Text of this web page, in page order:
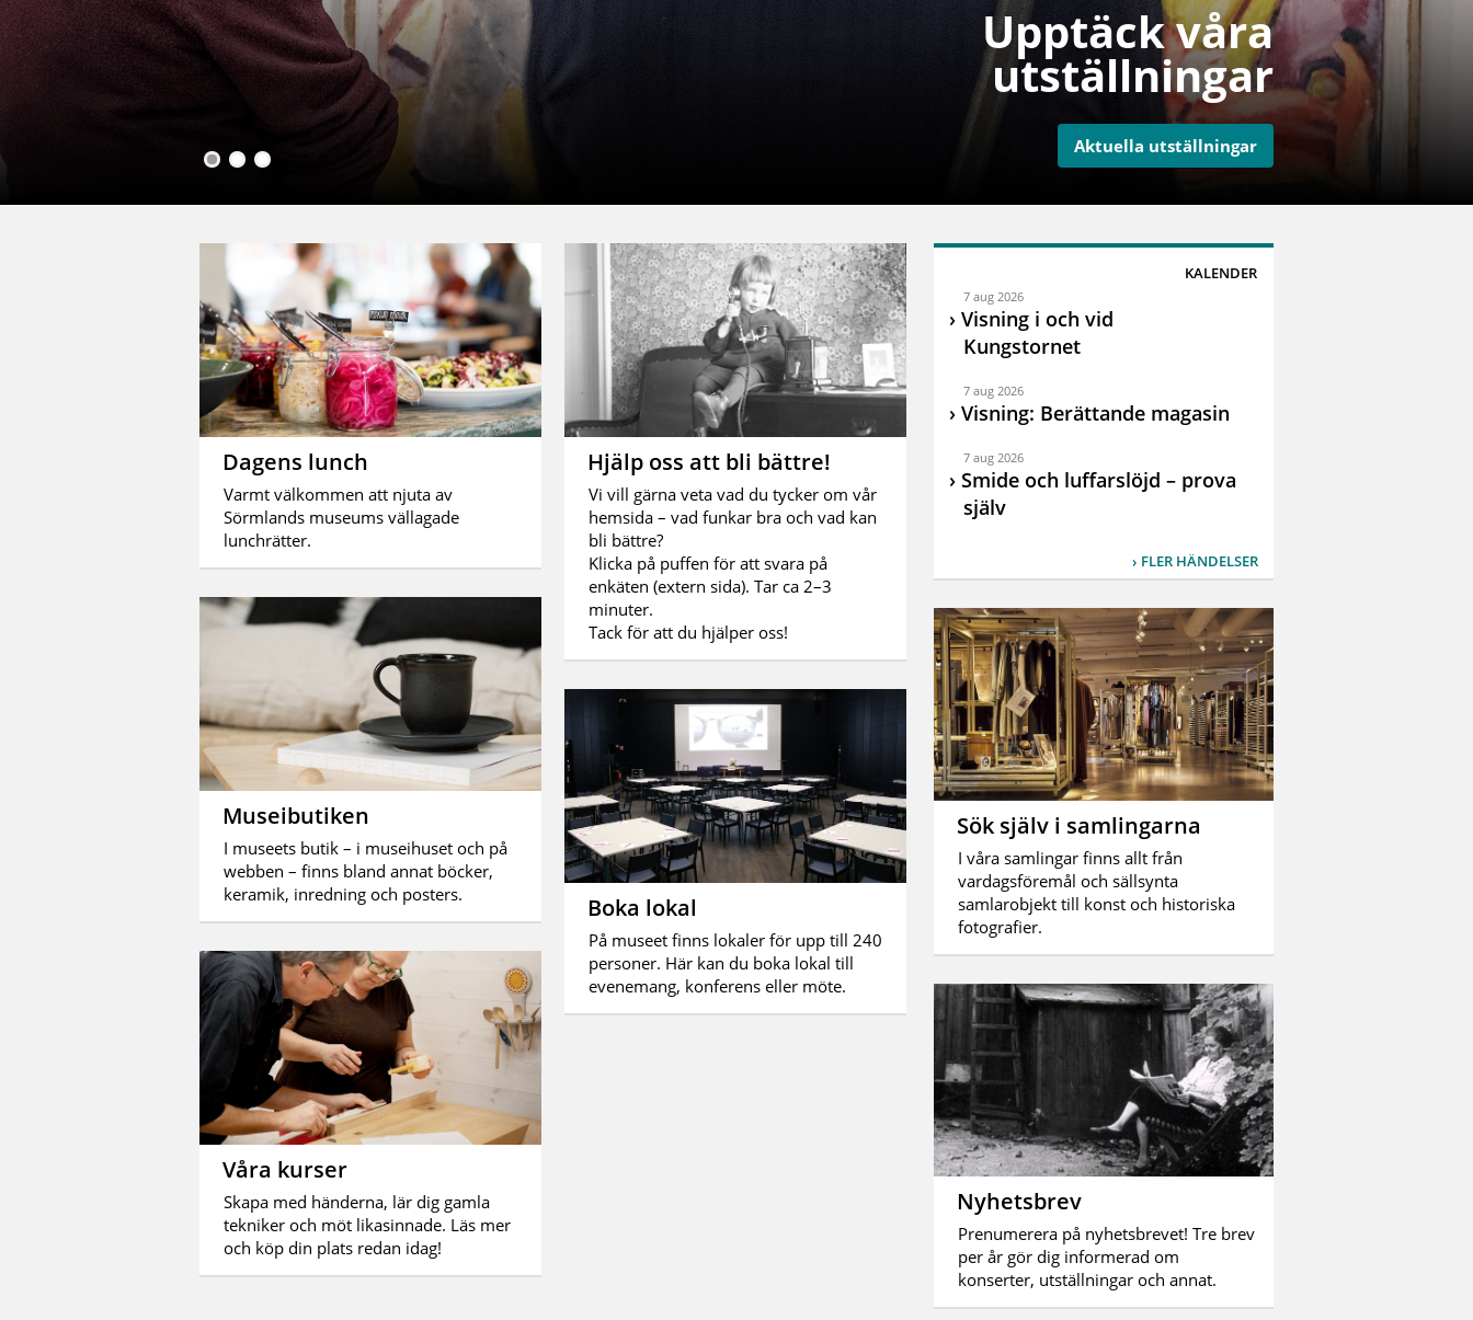
Upptäck våra
utställningar
Aktuella utställningar
Dagens lunch
Varmt välkommen att njuta av
Sörmlands museums vällagade
lunchrätter.
Hjälp oss att bli bättre!
Vi vill gärna veta vad du tycker om vår
hemsida – vad funkar bra och vad kan
bli bättre?
Klicka på puffen för att svara på
enkäten (extern sida). Tar ca 2–3
minuter.
Tack för att du hjälper oss!
Museibutiken
I museets butik – i museihuset och på
webben – finns bland annat böcker,
keramik, inredning och posters.
Boka lokal
På museet finns lokaler för upp till 240
personer. Här kan du boka lokal till
evenemang, konferens eller möte.
Våra kurser
Skapa med händerna, lär dig gamla
tekniker och möt likasinnade. Läs mer
och köp din plats redan idag!
KALENDER
7 aug 2026
Visning i och vid
Kungstornet
7 aug 2026
Visning: Berättande magasin
7 aug 2026
Smide och luffarslöjd – prova
själv
FLER HÄNDELSER
Sök själv i samlingarna
I våra samlingar finns allt från
vardagsföremål och sällsynta
samlarobjekt till konst och historiska
fotografier.
Nyhetsbrev
Prenumerera på nyhetsbrevet! Tre brev
per år gör dig informerad om
konserter, utställningar och annat.